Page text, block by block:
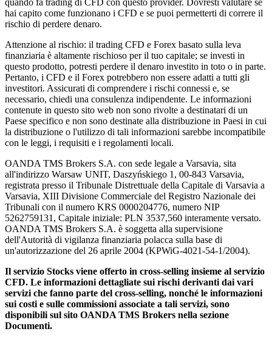
hai capito come funzionano i CFD e se puoi permetterti di correre il
rischio di perdere denaro.
Attenzione al rischio: il trading CFD e Forex basato sulla leva
finanziaria è altamente rischioso per il tuo capitale; se investi in
questo prodotto, potresti perdere il denaro investito in toto o in parte.
Pertanto, i CFD e il Forex potrebbero non essere adatti a tutti gli
investitori. Assicurati di comprendere i rischi connessi e, se
necessario, chiedi una consulenza indipendente. Le informazioni
contenute in questo sito web non sono rivolte a destinatari di un
Paese specifico e non sono destinate alla distribuzione in Paesi in cui
la distribuzione o l'utilizzo di tali informazioni sarebbe incompatibile
con le leggi, i requisiti e i regolamenti locali.
OANDA TMS Brokers S.A. con sede legale a Varsavia, sita
all'indirizzo Warsaw UNIT, Daszyńskiego 1, 00-843 Varsavia,
registrata presso il Tribunale Distrettuale della Capitale di Varsavia a
Varsavia, XIII Divisione Commerciale del Registro Nazionale dei
Tribunali con il numero KRS 0000204776, numero NIP
5262759131, Capitale iniziale: PLN 3537,560 interamente versato.
OANDA TMS Brokers S.A. è soggetta alla supervisione
dell'Autorità di vigilanza finanziaria polacca sulla base di
un'autorizzazione del 26 aprile 2004 (KPWiG-4021-54-1/2004).
Il servizio Stocks viene offerto in cross-selling insieme al servizio
CFD. Le informazioni dettagliate sui rischi derivanti dai vari
servizi che fanno parte del cross-selling, nonché le informazioni
sui costi e sulle commissioni associate a tali servizi, sono
disponibili sul sito OANDA TMS Brokers nella sezione
Documenti.